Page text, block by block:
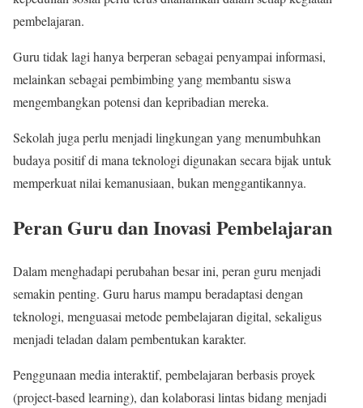
pembelajaran.
Guru tidak lagi hanya berperan sebagai penyampai informasi,
melainkan sebagai pembimbing yang membantu siswa
mengembangkan potensi dan kepribadian mereka.
Sekolah juga perlu menjadi lingkungan yang menumbuhkan
budaya positif di mana teknologi digunakan secara bijak untuk
memperkuat nilai kemanusiaan, bukan menggantikannya.
Peran Guru dan Inovasi Pembelajaran
Dalam menghadapi perubahan besar ini, peran guru menjadi
semakin penting. Guru harus mampu beradaptasi dengan
teknologi, menguasai metode pembelajaran digital, sekaligus
menjadi teladan dalam pembentukan karakter.
Penggunaan media interaktif, pembelajaran berbasis proyek
(project-based learning), dan kolaborasi lintas bidang menjadi